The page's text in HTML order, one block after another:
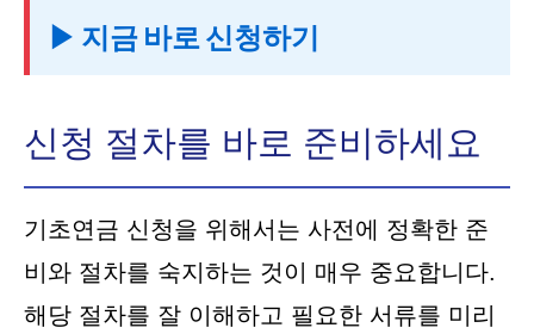
▶ 지금 바로 신청하기
신청 절차를 바로 준비하세요
기초연금 신청을 위해서는 사전에 정확한 준
비와 절차를 숙지하는 것이 매우 중요합니다.
해당 절차를 잘 이해하고 필요한 서류를 미리